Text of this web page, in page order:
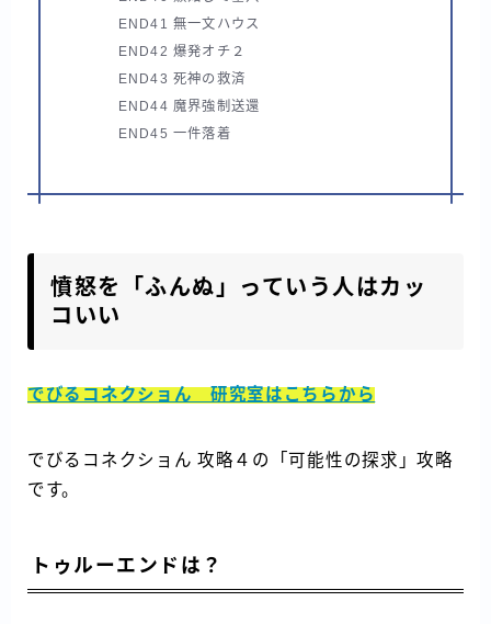
END41 無一文ハウス
END42 爆発オチ２
END43 死神の救済
END44 魔界強制送還
END45 一件落着
憤怒を「ふんぬ」っていう人はカッ
コいい
でびるコネクショん 研究室はこちらから
でびるコネクショん 攻略４の「可能性の探求」攻略
です。
トゥルーエンドは？